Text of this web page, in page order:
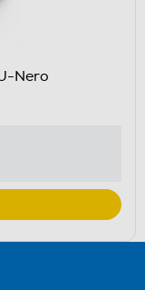
Nero